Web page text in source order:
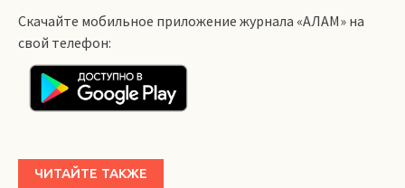
Скачайте мобильное приложение журнала «АЛАМ» на
свой телефон:
ЧИТАЙТЕ ТАКЖЕ